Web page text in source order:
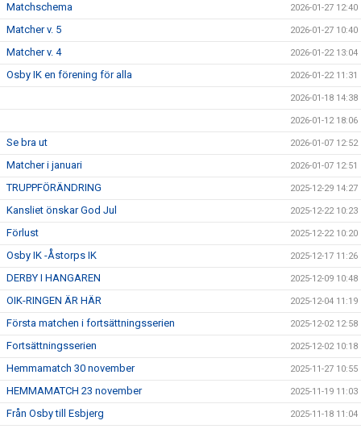
Matchschema 2026-01-27 12:40
Matcher v. 5 2026-01-27 10:40
Matcher v. 4 2026-01-22 13:04
Osby IK en förening för alla 2026-01-22 11:31
2026-01-18 14:38
2026-01-12 18:06
Se bra ut 2026-01-07 12:52
Matcher i januari 2026-01-07 12:51
TRUPPFÖRÄNDRING 2025-12-29 14:27
Kansliet önskar God Jul 2025-12-22 10:23
Förlust 2025-12-22 10:20
Osby IK -Åstorps IK 2025-12-17 11:26
DERBY I HANGAREN 2025-12-09 10:48
OIK-RINGEN ÄR HÄR 2025-12-04 11:19
Första matchen i fortsättningsserien 2025-12-02 12:58
Fortsättningsserien 2025-12-02 10:18
Hemmamatch 30 november 2025-11-27 10:55
HEMMAMATCH 23 november 2025-11-19 11:03
Från Osby till Esbjerg 2025-11-18 11:04